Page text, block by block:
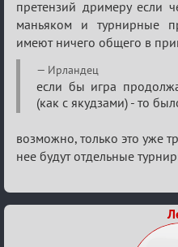
претензий дримеру если
маньяком и турнирные
имеют ничего общего в
Ирландец
если бы игра
(как с якудзами) - то
возможно, только это уже
нее будут отдельные